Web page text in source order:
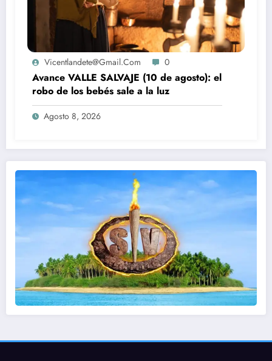
Vicentlandete@gmail.com 0
Avance VALLE SALVAJE (10 de agosto): el
robo de los bebés sale a la luz
Agosto 8, 2026